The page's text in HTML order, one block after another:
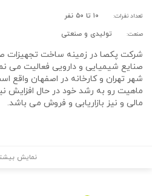
تعداد نفرات: ۱۰ تا ۵۰ نفر
صنعت: تولیدی و صنعتی
شرکت پکصا در زمینه ساخت تجهیزات
صنایع شیمیایی و دارویی فعالیت می
شهر تهران و کارخانه در اصفهان واقع
ماهیت رو به رشد خود در حال افزایش
مالی و نیز بازاریابی و فروش می باشد.
نمایش